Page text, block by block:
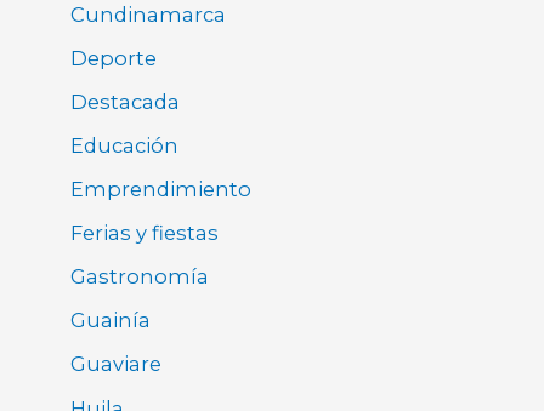
Cundinamarca
Deporte
Destacada
Educación
Emprendimiento
Ferias y fiestas
Gastronomía
Guainía
Guaviare